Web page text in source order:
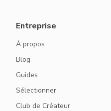
Entreprise
À propos
Blog
Guides
Sélectionner
Club de Créateur